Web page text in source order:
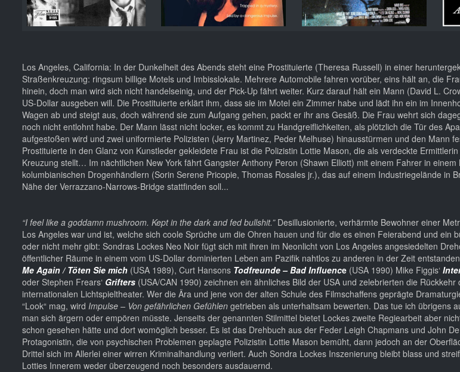
Los Angeles, California: In der Dunkelheit des Abends steht eine Prostituierte (Theresa Russell) in einer
Straßenkreuzung: ringsum billige Motels und Imbisslokale. Mehrere Automobile fahren vorüber, eins hält an, die
hinein, doch man wird sich nicht handelseinig, und der Pick-Up fährt weiter. Kurz darauf hält ein Mann (David L.
US-Dollar ausgeben will. Die Prostituierte erklärt ihm, dass sie im Motel ein Zimmer habe und lädt ihn ein im
Wagen ab und steigt aus, doch während sie zum Aufgang gehen, packt er ihr ans Gesäß. Die Frau wehrt sich
noch nicht entlohnt habe. Der Mann lässt nicht locker, es kommt zu Handgreiflichkeiten, als plötzlich die Tür des
aufgestoßen wird und zwei uniformierte Polizisten (Jerry Martinez, Peder Melhuse) hinausstürmen und den Mann
Prostituierte in den Glanz von Kunstleder gekleidete Frau ist die Polizistin Lottie Mason, die als verdeckte
Kreuzung stellt… Im nächtlichen New York fährt Gangster Anthony Peron (Shawn Elliott) mit einem Fahrer in
kolumbianischen Drogenhändlern (Sorin Serene Pricopie, Thomas Rosales jr.), das auf einem Industriegelände in
Nähe der Verrazzano-Narrows-Bridge stattfinden soll...
“I feel like a goddamn mushroom. Kept in the dark and fed bullshit.”Desillusionierte, verhärmte Bewohner einer
Los Angeles war und ist, welche sich coole Sprüche um die Ohren hauen und für die es einen Feierabend und ein
oder nicht mehr gibt: Sondras Lockes Neo Noir fügt sich mit ihren im Neonlicht von Los Angeles angesiedelten
öffentlicher Räume in einem vom US-Dollar dominierten Leben am Pazifik nahtlos zu anderen in der Zeit
Me Again / Töten Sie mich (USA 1989), Curt Hansons Todfreunde – Bad Influence (USA 1990) Mike Figgis‘
oder Stephen Frears‘ Grifters (USA/CAN 1990) zeichnen ein ähnliches Bild der USA und zelebrierten die Rückkehr
internationalen Lichtspieltheater. Wer die Ära und jene von der alten Schule des Filmschaffens geprägte
“Look“ mag, wird Impulse – Von gefährlichen Gefühlen getrieben als unterhaltsam bewerten. Das tue ich übrigens
man sich ärgern oder empören müsste. Jenseits der genannten Stilmittel bietet Lockes zweite Regiearbeit aber
schon gesehen hätte und dort womöglich besser. Es ist das Drehbuch aus der Feder Leigh Chapmans und John
Protagonistin, die von psychischen Problemen geplagte Polizistin Lottie Mason bemüht, dann jedoch an der
Drittel sich im Allerlei einer wirren Kriminalhandlung verliert. Auch Sondra Lockes Inszenierung bleibt blass und
Lotties Innerem weder überzeugend noch besonders ausdauernd.